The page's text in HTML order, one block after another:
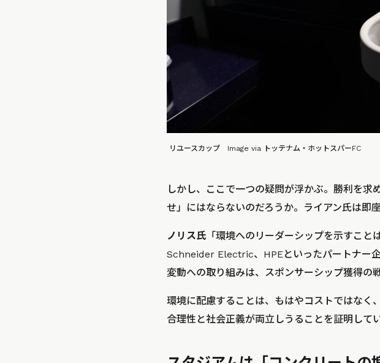
リユースカップ Image via トッテナム・ホットスパーFC
しかし、ここで一つの疑問が浮かぶ。勝利を
せ」にはならないのだろうか。ライアン氏は即
ノリス氏 「環境へのリーダーシップを示すこ
Schneider Electric、HPEといったパートナー
変動への取り組みは、スポンサーシップ獲得の
環境に配慮することは、もはやコストではなく
合理性と社会正義が両立しうることを証明してい